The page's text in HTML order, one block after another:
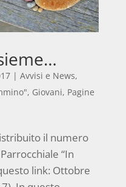
| Avvisi e News,
, Giovani, Pagine
il numero
“In
link: Ottobre